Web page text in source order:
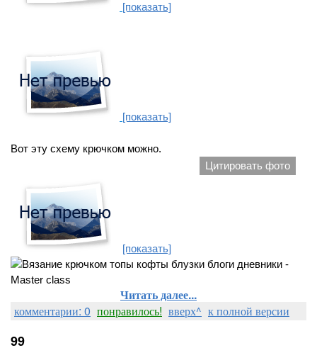
[показать]
[показать]
Вот эту схему крючком можно.
Цитировать фото
[показать]
Читать далее...
комментарии: 0 понравилось! вверх^ к полной версии
99